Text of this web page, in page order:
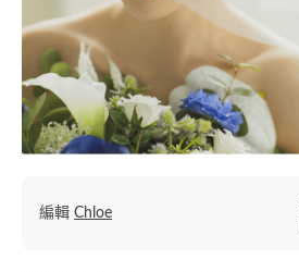
編輯 Chloe